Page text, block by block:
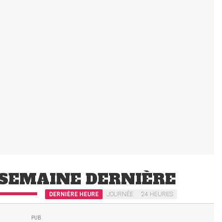
DERNIÈRE
DERNIÈRE HEURE JOURNÉE 24 HEURES